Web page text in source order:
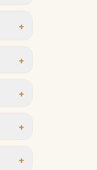
+
+
+
+
+